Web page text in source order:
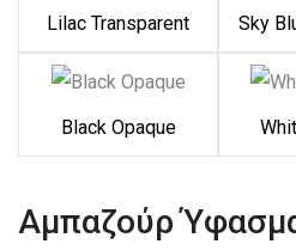
Lilac Transparent Sky
Black Opaque
Αμπαζούρ